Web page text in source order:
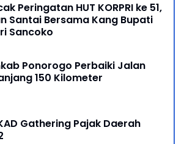
Peringatan HUT KORPRI ke 51,
Santai Bersama Kang Bupati
Sancoko
Ponorogo Perbaiki Jalan
150 Kilometer
Gathering Pajak Daerah